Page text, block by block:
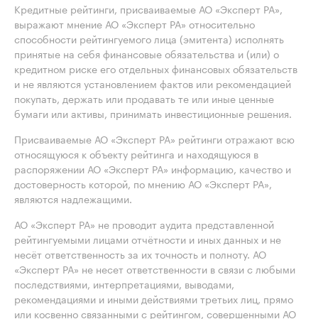
Кредитные рейтинги, присваиваемые АО «Эксперт РА»,
выражают мнение АО «Эксперт РА» относительно
способности рейтингуемого лица (эмитента) исполнять
принятые на себя финансовые обязательства и (или) о
кредитном риске его отдельных финансовых обязательств
и не являются установлением фактов или рекомендацией
покупать, держать или продавать те или иные ценные
бумаги или активы, принимать инвестиционные решения.
Присваиваемые АО «Эксперт РА» рейтинги отражают всю
относящуюся к объекту рейтинга и находящуюся в
распоряжении АО «Эксперт РА» информацию, качество и
достоверность которой, по мнению АО «Эксперт РА»,
являются надлежащими.
АО «Эксперт РА» не проводит аудита представленной
рейтингуемыми лицами отчётности и иных данных и не
несёт ответственность за их точность и полноту. АО
«Эксперт РА» не несет ответственности в связи с любыми
последствиями, интерпретациями, выводами,
рекомендациями и иными действиями третьих лиц, прямо
или косвенно связанными с рейтингом, совершенными АО